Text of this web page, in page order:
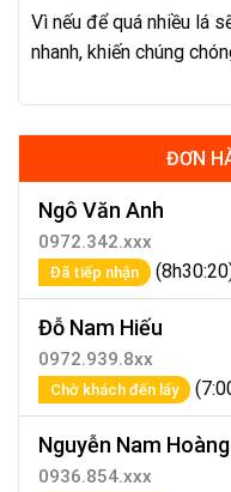
Vì nếu để quá nhiều lá
nhanh, khiến chúng
ĐƠN
Ngô Văn Anh
0972.342.xxx
Đã tiếp nhận
Đỗ Nam Hiếu
0972.939.8xx
Chờ khách đến lấy
Nguyễn Nam Hoàng
0936.854.xxx